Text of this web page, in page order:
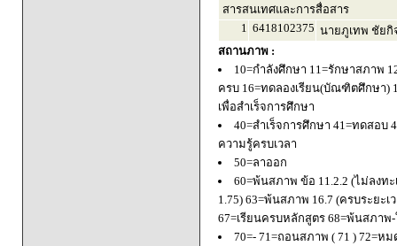
สารสนเทศและการสื่อสาร
1 6418102375 นายภูเทพ ชัยกิ
สถานภาพ :
10=กำลังศึกษา 11=รักษาสภาพ
ครบ 16=ทดลองเรียน(บัณฑิตศึกษา)
เพื่อสำเร็จการศึกษา
40=สำเร็จการศึกษา 41=ทดสอบ
ความรู้ครบเวลา
50=ลาออก
60=พ้นสภาพ ข้อ 11.2.2 (ไม่ลงท
1.75) 63=พ้นสภาพ 16.7 (ครบระยะ
67=เรียนครบหลักสูตร 68=พ้นสภา
70=- 71=ถอนสภาพ ( 71 ) 72=